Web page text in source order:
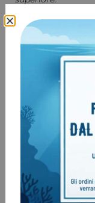
NOTA:
saturazione
ripetitive di
: https://